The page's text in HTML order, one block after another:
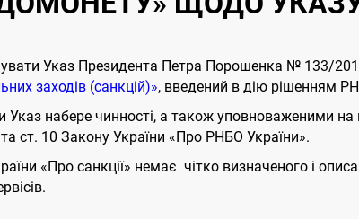
Указ Президента Петра Порошенка № 133/
заходів (санкцій)», введений в дію рішенням
Указ набере чинності, а також уповноваженими
ст. 10 Закону України «Про РНБО України».
«Про санкції» немає чітко визначеного і